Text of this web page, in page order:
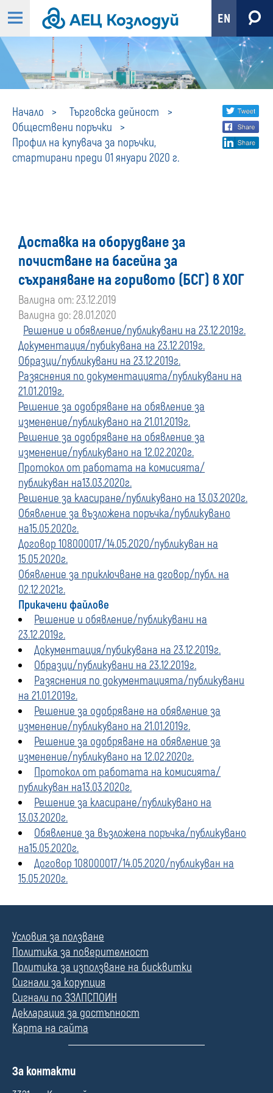
EN
Начало
Търговска дейност
Обществени поръчки
Профил на купувача за поръчки,
стартирани преди 01 януари 2020 г.
Профил
на
поръчки,
стартирани
преди
01
януари
2020
г.
Share
social
Доставка на оборудване за
почистване на басейна за
съхраняване на горивото (БСГ) в ХОГ
Валидна от: 23.12.2019
Валидна до: 28.01.2020
Решение и обявление/публикувани на 23.12.2019г.
Документация/пубикувана на 23.12.2019г.
Образци/публикувани на 23.12.2019г.
Разяснения по документацията/публикувани на
21.01.2019г.
Решение за одобряване на обявление за
изменение/публикувано на 21.01.2019г.
Решение за одобряване на обявление за
изменение/публикувано на 12.02.2020г.
Протокол от работата на комисията/
публикуван на13.03.2020г.
Решение за класиране/публикувано на 13.03.2020г.
Обявление за възложена поръчка/публикувано
на15.05.2020г.
Договор 108000017/14.05.2020/публикуван на
15.05.2020г.
Обявление за приключване на дговор/публ. на
02.12.2021г.
Прикачени файлове
Решение и обявление/публикувани на
23.12.2019г.
Документация/пубикувана на 23.12.2019г.
Образци/публикувани на 23.12.2019г.
Разяснения по документацията/публикувани
на 21.01.2019г.
Решение за одобряване на обявление за
изменение/публикувано на 21.01.2019г.
Решение за одобряване на обявление за
изменение/публикувано на 12.02.2020г.
Протокол от работата на комисията/
публикуван на13.03.2020г.
Решение за класиране/публикувано на
13.03.2020г.
Обявление за възложена поръчка/публикувано
на15.05.2020г.
Договор 108000017/14.05.2020/публикуван на
15.05.2020г.
Условия за ползване
Политика за поверителност
Политика за използване на бисквитки
Сигнали за корупция
Сигнали по ЗЗЛПСПОИН
Декларация за достъпност
Карта на сайта
П
За контакти